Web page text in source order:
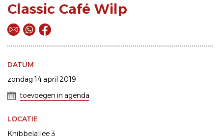
Classic Café Wilp
DATUM
zondag 14 april 2019
toevoegen in agenda
LOCATIE
Knibbelallee 3